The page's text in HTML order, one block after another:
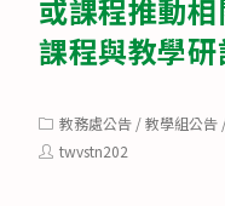
或課程推動
課程與教學研
Post
category:
教務處公告 /教學組公告
Posttwvstn202